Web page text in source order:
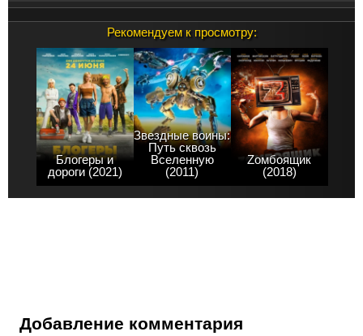
Рекомендуем к просмотру:
Блогеры и
дороги (2021)
Звездные воины:
Путь сквозь
Вселенную
(2011)
Zомбоящик
(2018)
Добавление комментария